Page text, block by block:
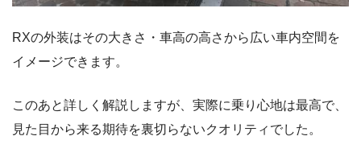
RXの外装はその大きさ・車高の高さから広い車内空間を
イメージできます。
このあと詳しく解説しますが、実際に乗り心地は最高で、
見た目から来る期待を裏切らないクオリティでした。